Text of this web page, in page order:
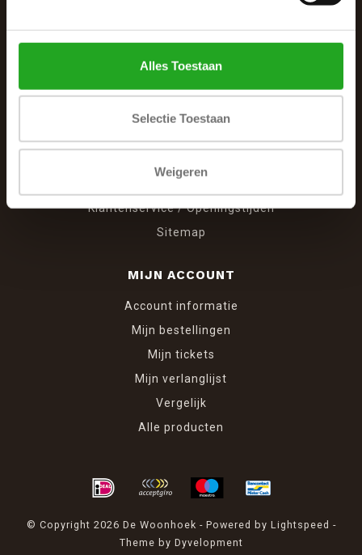
Alles Toestaan
Selectie Toestaan
Weigeren
INFORMATIE
Over ons
Algemene voorwaarden
Klachtenpagina
Klantenservice / Openingstijden
Sitemap
MIJN ACCOUNT
Account informatie
Mijn bestellingen
Mijn tickets
Mijn verlanglijst
Vergelijk
Alle producten
© Copyright 2026 De Woonhoek - Powered by Lightspeed -
Theme by Dyvelopment